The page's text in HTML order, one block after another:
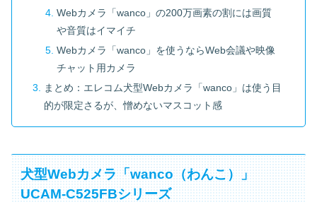
Webカメラ「wanco」の200万画素の割には画質
や音質はイマイチ
Webカメラ「wanco」を使うならWeb会議や映像
チャット用カメラ
まとめ：エレコム犬型Webカメラ「wanco」は使う目
的が限定さるが、憎めないマスコット感
犬型Webカメラ「wanco（わんこ）」
UCAM-C525FBシリーズ